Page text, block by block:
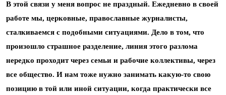
В этой связи у меня вопрос не праздный. Ежедневно в своей
работе мы, церковные, православные журналисты,
сталкиваемся с подобными ситуациями. Дело в том, что
произошло страшное разделение, линия этого разлома
нередко проходит через семьи и рабочие коллективы, через
все общество. И нам тоже нужно занимать какую-то свою
позицию в той или иной ситуации, когда практически все